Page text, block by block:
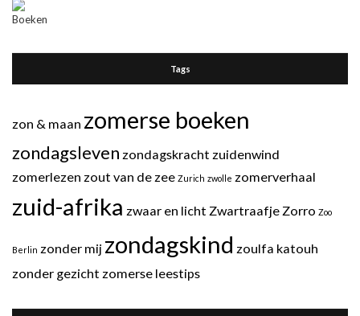
Tags
zon & maan zomerse boeken
zondagsleven zondagskracht zuidenwind
zomerlezen zout van de zee Zurich zwolle zomerverhaal
zuid-afrika zwaar en licht Zwartraafje Zorro Zoo
Berlin zonder mij zondagskind zoulfa katouh
zonder gezicht zomerse leestips